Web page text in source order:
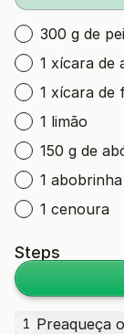
300 g de
1 xícara de
1 xícara de
1 limão
150 g de
1 abobrinha
1 cenoura
Steps
1 Preaqueça